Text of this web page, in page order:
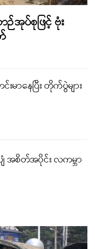
အုပ်စုဖြင့် ဗုံး
မာနေပြီး တိုက်ပွဲများ
ျံ အစိတ်အပိုင်း လကမ္ဘာ